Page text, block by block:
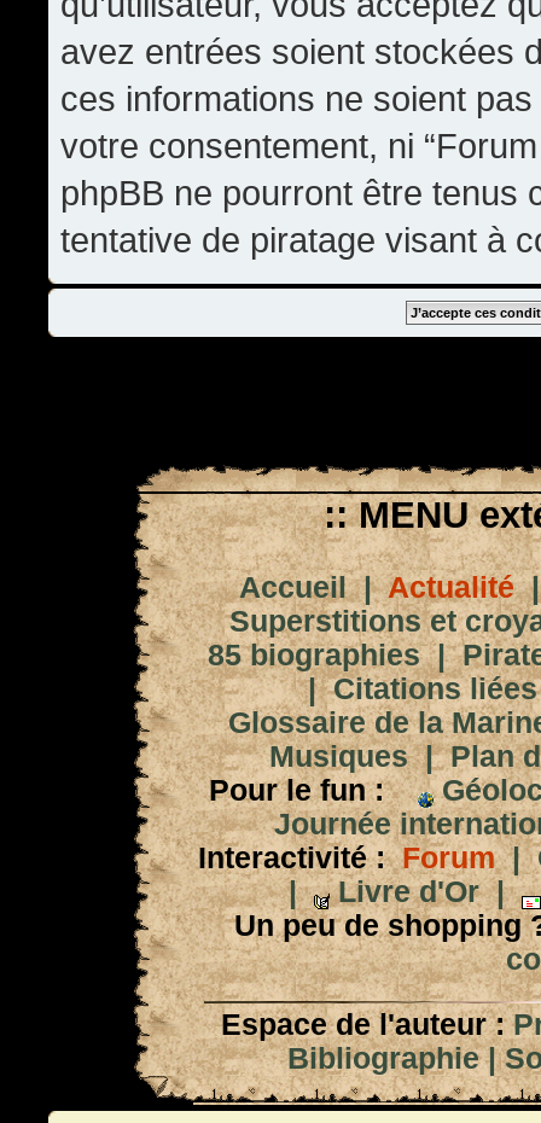
avez entrées soient stockées
ces informations ne soient
votre consentement, ni
phpBB ne pourront être tenus
tentative de piratage visant à
:: MENU
Accueil|Actualité
Superstitions et
85 biographies|
|Citations
Glossaire de la
Musiques|Plan
Pour le fun :
Journée
Interactivité : Forum|
|
Livre d'Or|
Un peu de shopping
Espace de l'auteur :
Bibliographie|